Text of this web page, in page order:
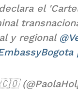
el
y regional